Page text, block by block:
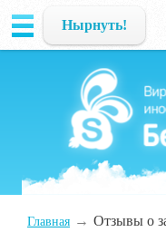
Нырнуть!
Главная → Отзывы о